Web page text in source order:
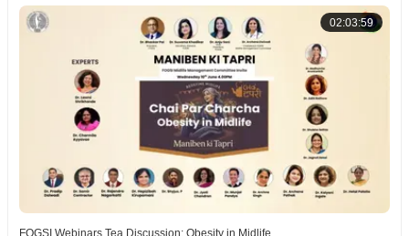
02:03:59
FOGSI Webinars Tea Discussion: Obesity in Midlife